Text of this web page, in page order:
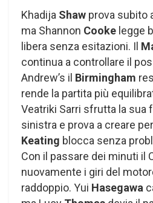
Khadija Shaw prova subito
ma Shannon Cooke legge
libera senza esitazioni. Il
continua a controllare il
Andrew’s il Birmingham
rende la partita più
Veatriki Sarri sfrutta la sua
sinistra e prova a creare
Keating blocca senza
Con il passare dei minuti il
nuovamente i giri del
raddoppio. Yui Hasegawa